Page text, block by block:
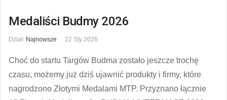
Medaliści Budmy 2026
Dział: Najnowsze 22 Sty 2026
Choć do startu Targów Budma zostało jeszcze trochę
czasu, możemy już dziś ujawnić produkty i firmy, które
nagrodzono Złotymi Medalami MTP. Przyznano łącznie